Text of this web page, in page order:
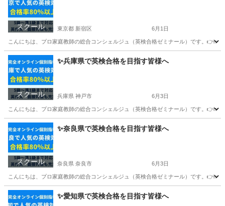
スクール 東京都 新宿区 6月1日
こんにちは、プロ家庭教師の総合コンシェルジュ（英検合格ゼミナール）です。
東京 新宿区 英検 夏休み
スクール
✨兵庫県で英検合格を目指す皆様へ
兵庫県 神戸市 6月3日
こんにちは、プロ家庭教師の総合コンシェルジュ（英検合格ゼミナール）です。
兵庫 神戸市 英検 オンライン
スクール
✨奈良県で英検合格を目指す皆様へ
奈良県 奈良市 6月3日
こんにちは、プロ家庭教師の総合コンシェルジュ（英検合格ゼミナール）です。
奈良 奈良市 英検 1級
✨愛知県で英検合格を目指す皆様へ